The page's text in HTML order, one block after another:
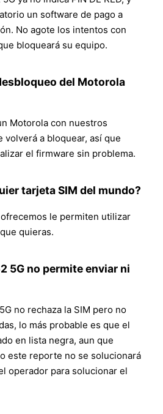
un software de pago a
No agote los intentos con
bloqueará su equipo.
del Motorola
Motorola con nuestros
volverá a bloquear, así que
el firmware sin problema.
tarjeta SIM del mundo?
le permiten utilizar
quieras.
5G no permite enviar ni
no rechaza la SIM pero no
lo más probable es que el
en lista negra, aun que
este reporte no se solucionará
operador para solucionar el